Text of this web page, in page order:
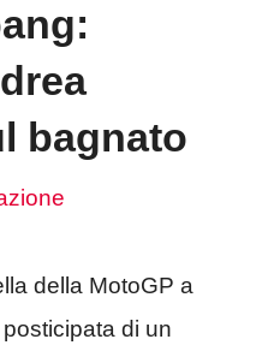
bagnato
della MotoGP a
di un